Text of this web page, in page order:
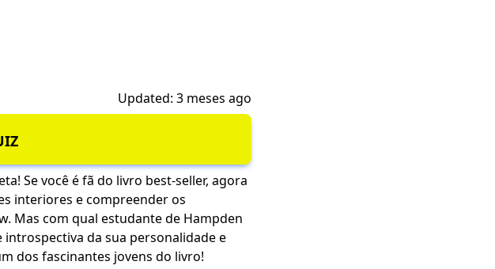
Updated: 3 meses ago
Se você é fã do livro best-seller, agora
interiores e compreender os
Mas com qual estudante de Hampden
introspectiva da sua personalidade e
dos fascinantes jovens do livro!